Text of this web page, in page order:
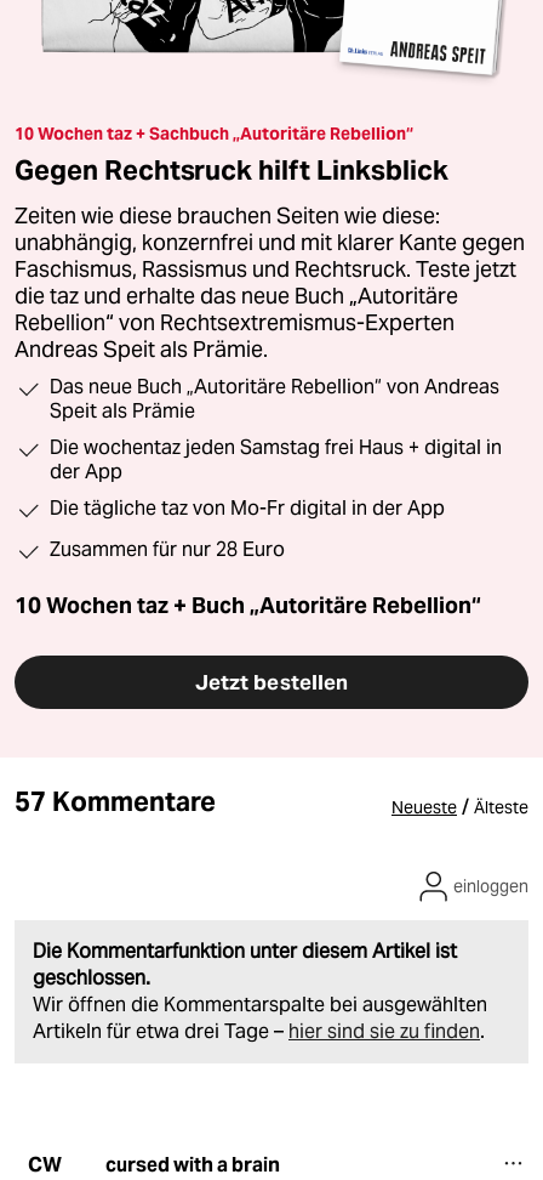
10 Wochen taz + Sachbuch „Autoritäre Rebellion“
Gegen Rechtsruck hilft Linksblick
Zeiten wie diese brauchen Seiten wie diese:
unabhängig, konzernfrei und mit klarer Kante gegen
Faschismus, Rassismus und Rechtsruck. Teste jetzt
die taz und erhalte das neue Buch „Autoritäre
Rebellion“ von Rechtsextremismus-Experten
Andreas Speit als Prämie.
Das neue Buch „Autoritäre Rebellion“ von Andreas
Speit als Prämie
Die wochentaz jeden Samstag frei Haus + digital in
der App
Die tägliche taz von Mo-Fr digital in der App
Zusammen für nur 28 Euro
10 Wochen taz + Buch „Autoritäre Rebellion“
Jetzt bestellen
57 Kommentare Neueste / Älteste
Die Kommentarfunktion unter diesem Artikel ist
geschlossen.
Wir öffnen die Kommentarspalte bei ausgewählten
Artikeln für etwa drei Tage – hier sind sie zu finden.
einloggen
CW cursed with a brain